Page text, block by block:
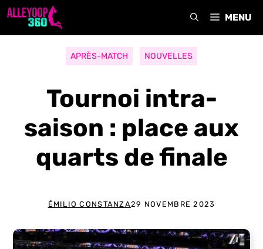
Aller
MENU
APRÈS-MATCH NOUVELLES
Tournoi intra-
saison : place aux
quarts de finale
ÉMILIO CONSTANZA29 NOVEMBRE 2023